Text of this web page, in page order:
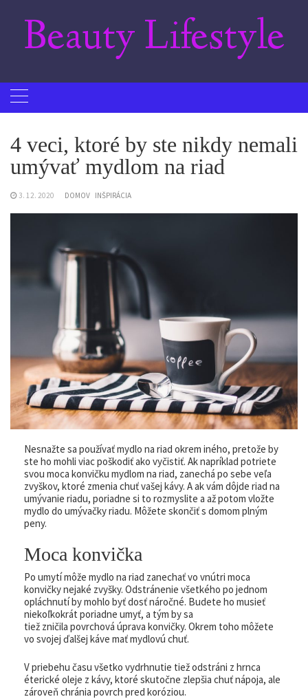
contentBeauty Lifestyle
4 veci, ktoré by ste nikdy nemali
umývať mydlom na riad
3. 12. 2020 DOMOV INŠPIRÁCIA
Nesnažte sa používať mydlo na riad okrem iného, pretože by
ste ho mohli viac poškodiť ako vyčistiť. Ak napríklad potriete
svou moca konvičku mydlom na riad, zanechá po sebe veľa
zvyškov, ktoré zmenia chuť vašej kávy. A ak vám dôjde riad na
umývanie riadu, poriadne si to rozmyslite a až potom vložte
mydlo do umývačky riadu. Môžete skončiť s domom plným
peny.
Moca konvička
Po umytí môže mydlo na riad zanechať vo vnútri moca
konvičky nejaké zvyšky. Odstránenie všetkého po jednom
opláchnutí by mohlo byť dosť náročné. Budete ho musieť
niekoľkokrát poriadne umyť, a tým by sa
tiež zničila povrchová úprava konvičky. Okrem toho môžete
vo svojej ďalšej káve mať mydlovú chuť.
V priebehu času všetko vydrhnutie tiež odstráni z hrnca
éterické oleje z kávy, ktoré skutočne zlepšia chuť nápoja, ale
zároveň chránia povrch pred koróziou.